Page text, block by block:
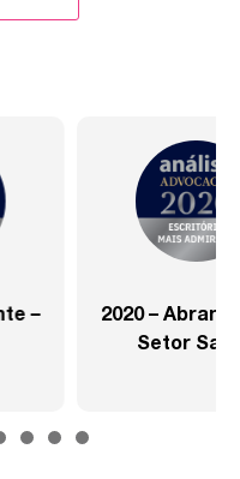
2020 – Abrangente –
Setor Saúde